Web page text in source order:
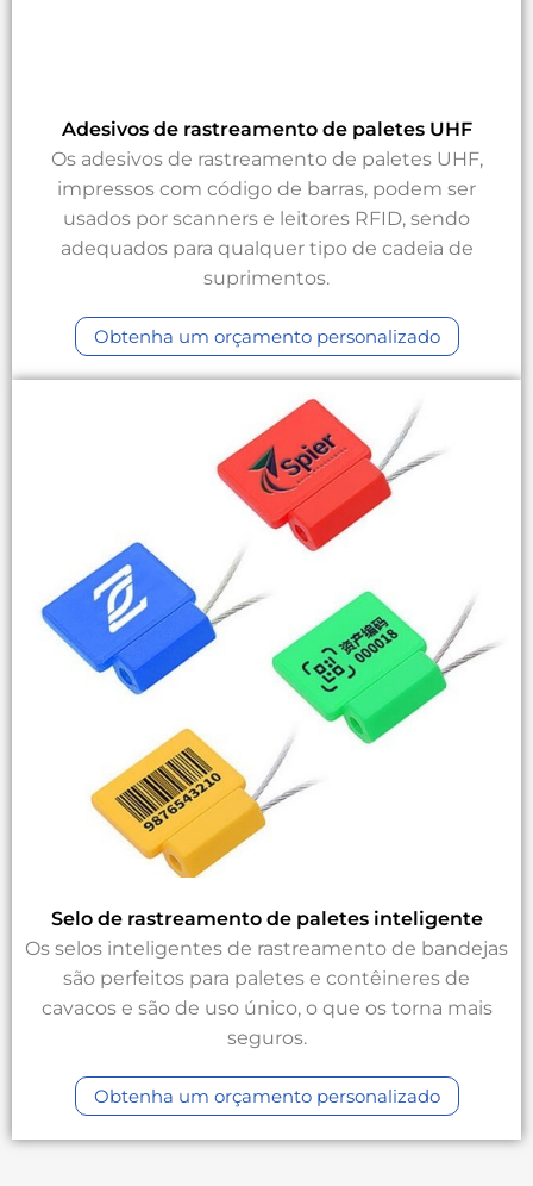
Adesivos de rastreamento de paletes UHF
Os adesivos de rastreamento de paletes UHF,
impressos com código de barras, podem ser
usados por scanners e leitores RFID, sendo
adequados para qualquer tipo de cadeia de
suprimentos.
Obtenha um orçamento personalizado
Selo de rastreamento de paletes inteligente
Os selos inteligentes de rastreamento de bandejas
são perfeitos para paletes e contêineres de
cavacos e são de uso único, o que os torna mais
seguros.
Obtenha um orçamento personalizado